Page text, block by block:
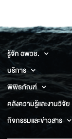
รู้จัก อพวช.
บริการ
พิพิธภัณฑ์
คลังความรู้และงานวิจัย
กิจกรรมและข่าวสาร